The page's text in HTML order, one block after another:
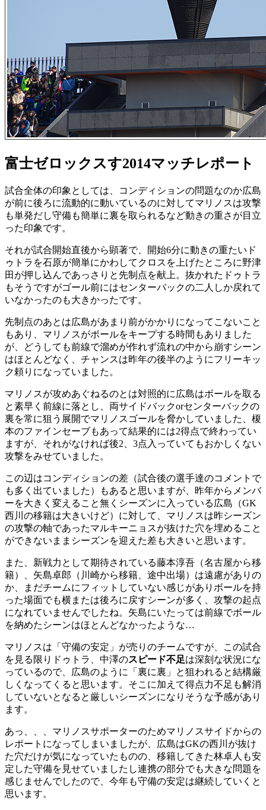
富士ゼロックスす2014マッチレポート
試合全体の印象としては、コンディションの問題なのか広島
が前に後ろに流動的に動いているのに対してマリノスは攻撃
も単発だし守備も簡単に裏を取られるなど動きの重さが目立
った印象です。
それが試合開始直後から顕著で、開始6分に動きの重たいド
ゥトラを石原が簡単にかわしてクロスを上げたところに野津
田が押し込んであっさりと先制点を献上。抜かれたドゥトラ
もそうですがゴール前にはセンターバックの二人しか戻れて
いなかったのも大きかったです。
先制点のあとは広島があまり前がかかりになってこないこと
もあり、マリノスがボールをキープする時間もありました
が、どうしても前線で溜めが作れず流れの中から崩すシーン
はほとんどなく、チャンスは昨年の後半のようにフリーキッ
ク頼りになっていました。
マリノスが攻めあぐねるのとは対照的に広島はボールを取る
と素早く前線に落とし、両サイドバックorセンターバックの
裏を常に狙う展開でマリノスゴールを脅かしていました、榎
本のファインセーブもあって結果的には2得点で終わってい
ますが、それがなければ後2、3点入っていてもおかしくない
攻撃をみせていました。
この辺はコンディションの差（試合後の選手達のコメントで
も多く出ていました）もあると思いますが、昨年からメンバ
ーを大きく変えること無くシーズンに入っている広島（GK
西川の移籍は大きいけど）に対して、マリノスは昨シーズン
の攻撃の軸であったマルキーニョスが抜けた穴を埋めること
ができないままシーズンを迎えた差も大きいと思います。
また、新戦力として期待されている藤本淳吾（名古屋から移
籍）、矢島卓郎（川崎から移籍、途中出場）は遠慮がありの
か、まだチームにフィットしていない感じがありボールを持
った場面でも横または後ろに戻すシーンが多く、攻撃の起点
になれていませんでしたね。矢島にいたっては前線でボール
を納めたシーンはほとんどなかったような…
マリノスは「守備の安定」が売りのチームですが、この試合
を見る限りドゥトラ、中澤のスピード不足は深刻な状況にな
っているので、広島のように「裏に裏」と狙われると結構厳
しくなってくると思います。そこに加えて得点力不足も解消
していないとなると厳しいシーズンになりそうな予感があり
ます。
あっ、、、マリノスサポーターのためマリノスサイドからの
レポートになってしまいましたが、広島はGKの西川が抜け
た穴だけが気になっていたものの、移籍してきた林卓人も安
定した守備を見せていましたし連携の部分でも大きな問題を
感じませんでしたので、今年も守備の安定は継続していくと
思います。